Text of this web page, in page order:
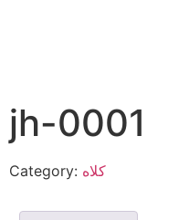
jh-0001
Category: کلاه